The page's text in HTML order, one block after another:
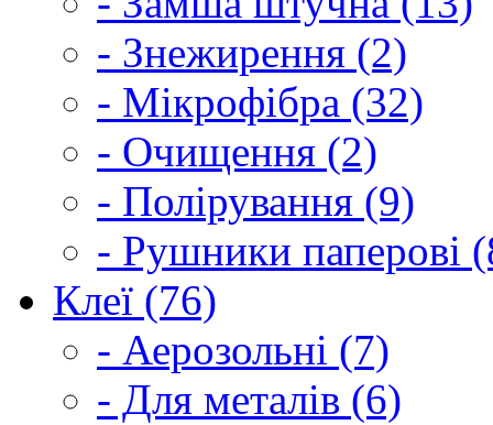
- Знежирення (2)
- Мікрофібра (32)
- Очищення (2)
- Полірування (9)
- Рушники паперові
Клеї (76)
- Аерозольні (7)
- Для металів (6)